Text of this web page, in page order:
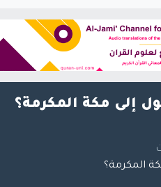
إلى مكة المكرمة؟
المكرمة؟